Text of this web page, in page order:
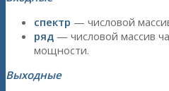
спектр — числовой
ряд — числовой массив
мощности.
Выходные